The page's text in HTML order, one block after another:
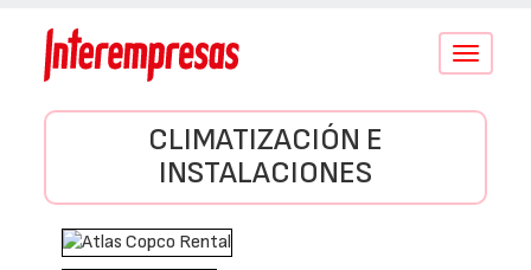
Conmutar
CLIMATIZACIÓN E
INSTALACIONES